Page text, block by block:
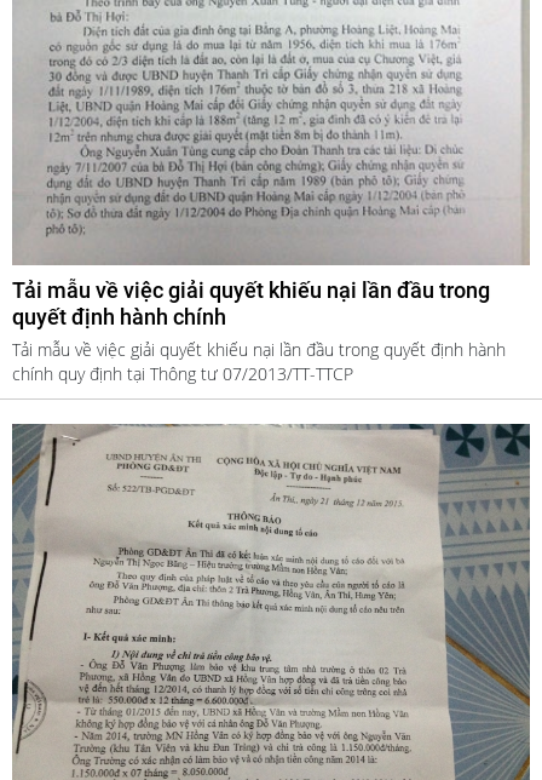
Tải mẫu về việc giải quyết khiếu nại lần đầu trong
quyết định hành chính
Tải mẫu về việc giải quyết khiếu nại lần đầu trong quyết định hành
chính quy định tại Thông tư 07/2013/TT-TTCP